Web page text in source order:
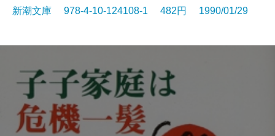
新潮文庫 978-4-10-124108-1 482円 1990/01/29